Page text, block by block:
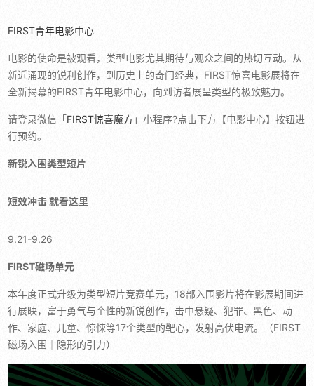
FIRST青年电影中心
电影的使命是被观看，类型电影尤其期待与观众之间的热切互动。从
新近涌现的锐利创作，到历史上的奇门经典，FIRST惊喜电影展将在
全新揭幕的FIRST青年电影中心，向到访者展呈类型的极致魅力。
请登录微信「FIRST惊喜魔方 」小程序?点击下方【电影中心】按钮进
行预约。
新锐入围类型短片
短效冲击 就看这里
9.21-9.26
FIRST磁场单元
本年度正式升级为类型短片竞赛单元，18部入围影片将在影展期间进
行展映，富于勇气与个性的新锐创作，击中悬疑、犯罪、黑色、动
作、家庭、儿童、惊悚等17个类型的靶心，发射高伏电流。（FIRST
磁场入围｜隐形的引力）